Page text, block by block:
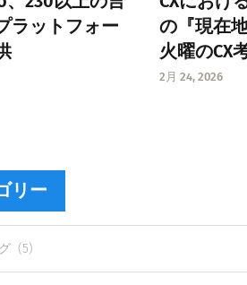
ラットフォー
の『現在
火曜のCX
2月 24, 2026
リー